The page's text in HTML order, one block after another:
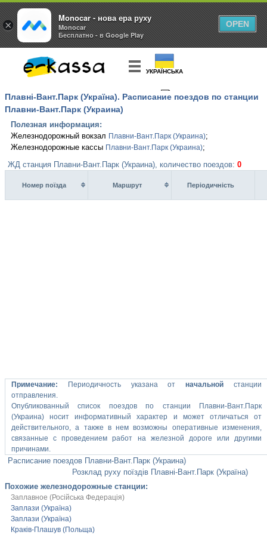
УКРАЇНСЬКА
Плавні-Вант.Парк (Україна). Расписание поездов по станции
Плавни-Вант.Парк (Украина)
Полезная информация:
Железнодорожный вокзал Плавни-Вант.Парк (Украина);
Железнодорожные кассы Плавни-Вант.Парк (Украина);
ЖД станция Плавни-Вант.Парк (Украина), количество поездов: 0
Номер поїзда Маршрут Перiодичнiсть
Примечание: Периодичность указана отначальной станции
отправления.
Опубликованный список поездов по станции Плавни-Вант.Парк
(Украина) носит информативный характер и может отличаться от
действительного, а также в нем возможны оперативные изменения,
связанные с проведением работ на железной дороге или другими
причинами.
Расписание поездов Плавни-Вант.Парк (Украина)
Розклад руху поїздів Плавні-Вант.Парк (Україна)
Похожие железнодорожные станции:
Заплавное (Російська Федерація)
Заплази (Україна)
Заплази (Україна)
Краків-Плашув (Польща)
×
Monocar - нова ера руху
Monocar
Бесплатно - в Google Play
OPEN